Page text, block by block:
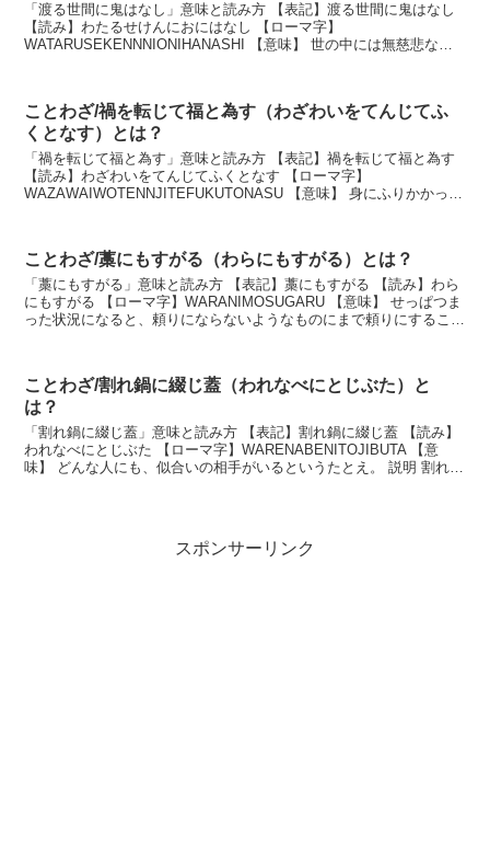
「渡る世間に鬼はなし」意味と読み方 【表記】渡る世間に鬼はなし
【読み】わたるせけんにおにはなし 【ローマ字】
WATARUSEKENNNIONIHANASHI 【意味】 世の中には無慈悲な人
ことわざ/禍を転じて福と為す（わざわいをてんじてふ
くとなす）とは？
「禍を転じて福と為す」意味と読み方 【表記】禍を転じて福と為す
【読み】わざわいをてんじてふくとなす 【ローマ字】
WAZAWAIWOTENNJITEFUKUTONASU 【意味】 身にふりかかった
ことわざ/藁にもすがる（わらにもすがる）とは？
「藁にもすがる」意味と読み方 【表記】藁にもすがる 【読み】わら
にもすがる 【ローマ字】WARANIMOSUGARU 【意味】 せっぱつま
った状況になると、頼りにならないようなものにまで頼りにするこ
ことわざ/割れ鍋に綴じ蓋（われなべにとじぶた）と
は？
「割れ鍋に綴じ蓋」意味と読み方 【表記】割れ鍋に綴じ蓋 【読み】
われなべにとじぶた 【ローマ字】WARENABENITOJIBUTA 【意
味】 どんな人にも、似合いの相手がいるというたとえ。 説明 割れ鍋
スポンサーリンク